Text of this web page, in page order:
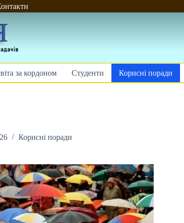
за кордоном Студенти Корисні поради
Корисні поради